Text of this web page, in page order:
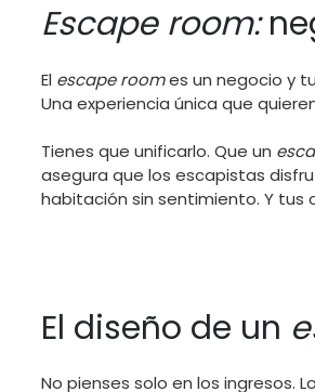
Escape room:
El escape roomes un negocio y
Una experiencia única que
Tienes que unificarlo. Que un
asegura que los escapistas
habitación sin sentimiento. Y tus
El diseño de un
No pienses solo en los ingresos.